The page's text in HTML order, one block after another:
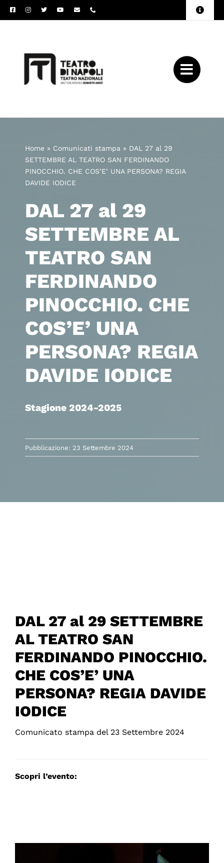
Salta
al
Toggle
Home» Comunicati stampa » DAL 27 al 29
SETTEMBRE AL TEATRO SAN FERDINANDO
PINOCCHIO. CHE COS’E’ UNA PERSONA? REGIA
DAVIDE IODICE
DAL 27 al 29
SETTEMBRE AL
TEATRO SAN
FERDINANDO
PINOCCHIO. CHE
COS’E’ UNA
PERSONA? REGIA
DAVIDE IODICE
Stagione 2024-2025
Pubblicazione: 23 Settembre 2024
DAL 27 al 29 SETTEMBRE
AL TEATRO SAN
FERDINANDO PINOCCHIO.
CHE COS’E’ UNA
PERSONA? REGIA DAVIDE
IODICE
Comunicato stampa del 23 Settembre 2024
Scopri l’evento: